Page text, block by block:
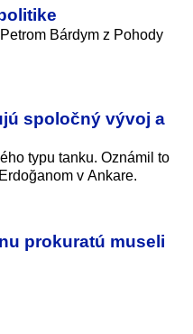
Bárdym z Pohody
spoločný vývoj a
typu tanku. Oznámil to
v Ankare.
prokuratú museli